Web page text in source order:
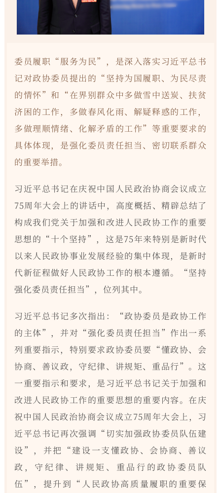
委员履职“服务为民”，是深入落实习近平总书
记对政协委员提出的“坚持为国履职、为民尽责
的情怀”和“在界别群众中多做雪中送炭、扶贫
济困的工作，多做春风化雨、解疑释惑的工作，
多做理顺情绪、化解矛盾的工作”等重要要求的
具体体现，是强化委员责任担当、密切联系群众
的重要举措。
习近平总书记在庆祝中国人民政治协商会议成立
75周年大会上的讲话中，高度概括、精辟总结了
构成我们党关于加强和改进人民政协工作的重要
思想的“十个坚持”，这是75年来特别是新时代
以来人民政协事业发展经验的集中体现，是新时
代新征程做好人民政协工作的根本遵循。“坚持
强化委员责任担当”，位列其中。
习近平总书记多次指出：“政协委员是政协工作
的主体”，并对“强化委员责任担当”作出一系
列重要指示，特别要求政协委员要“懂政协、会
协商、善议政，守纪律、讲规矩、重品行”。这
一重要指示和要求，是习近平总书记关于加强和
改进人民政协工作的重要思想的重要内容。在庆
祝中国人民政治协商会议成立75周年大会上，习
近平总书记再次强调“切实加强政协委员队伍建
设”，并把“建设一支懂政协、会协商、善议
政，守纪律、讲规矩、重品行的政协委员队
伍”，提升到“人民政协高质量履职的重要保